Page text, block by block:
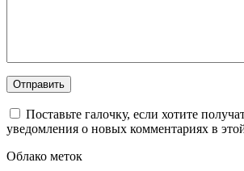
Поставьте галочку, если хотите
уведомления о новых комментариях в
Облако меток